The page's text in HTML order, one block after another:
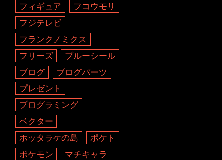
フィギュア
フコウモリ
フジテレビ
フランクノミクス
フリーズ
ブルーシール
ブログ
ブログパーツ
プレゼント
プログラミング
ベクター
ホッタラケの島
ポケト
ポケモン
マチキャラ